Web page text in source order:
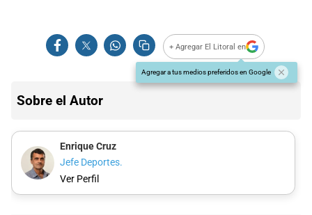
+ Agregar El Litoral en
Agregar a tus medios preferidos en Google
Sobre el Autor
Enrique Cruz
Jefe Deportes.
Ver Perfil